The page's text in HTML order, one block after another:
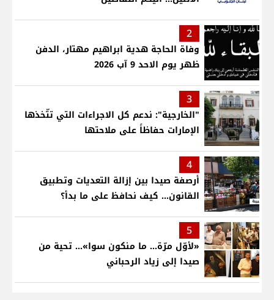
2
وفاة الحاجة هدية ابراهيم مهتار، الدفن
ظهر يوم الاحد 9 آب 2026
3
"الخارجية": ندعم كل الاجراءات التي تتّخذها
الإمارات حفاظاً على ملاحتها
4
أرصفة صيدا بين إزالة التعديات وتطبيق
القانون... كيف نحافظ على ما بدأ؟
5
«لأوّل مرّة… ما منكون سوا»… تحية من
صيدا إلى زياد الرحباني